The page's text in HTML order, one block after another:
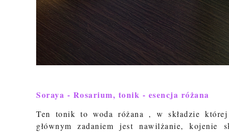
Soraya - Rosarium, tonik - esencja różana
Ten tonik to woda różana , w składzie
głównym zadaniem jest nawilżanie,